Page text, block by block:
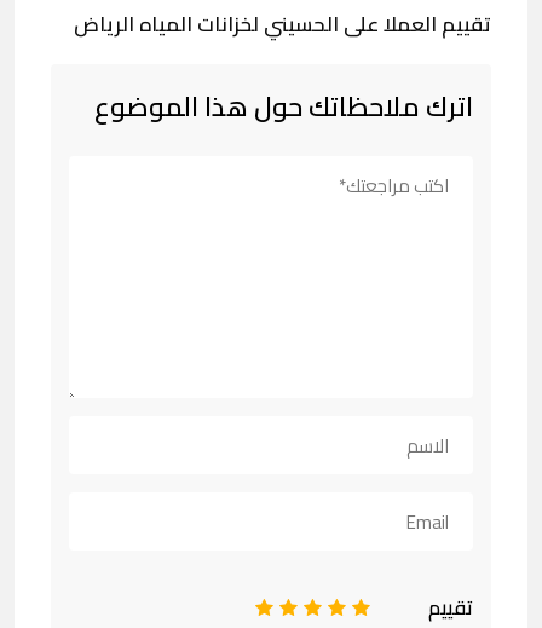
تقييم العملا على الحسيني لخزانات المياه الرياض
اترك ملاحظاتك حول هذا الموضوع
تقييم 5
4
3
2